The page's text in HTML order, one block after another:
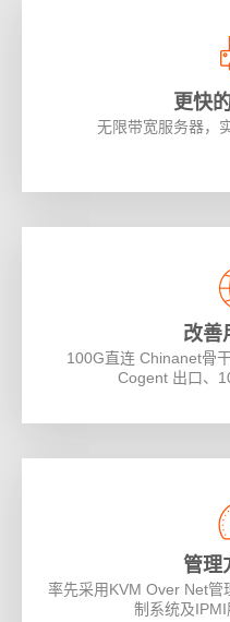
更快
无限带宽服务器，
改善
100G直连 Chinanet骨
Cogent 出口、
管理
率先采用KVM Over Net管
制系统及IPMI